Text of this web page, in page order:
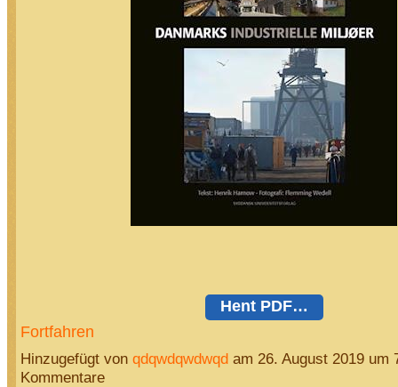
Hent PDF…
Fortfahren
Hinzugefügt von qdqwdqwdwqdam 26. August 2019 um
Kommentare